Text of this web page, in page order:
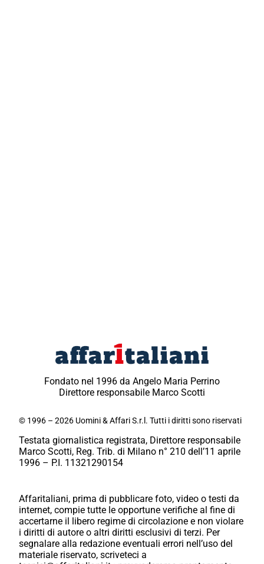
Fondato nel 1996 da Angelo Maria Perrino
Direttore responsabile Marco Scotti
© 1996 – 2026 Uomini & Affari S.r.l. Tutti i diritti sono riservati
Testata giornalistica registrata, Direttore responsabile
Marco Scotti, Reg. Trib. di Milano n° 210 dell’11 aprile
1996 – P.I. 11321290154
Affaritaliani, prima di pubblicare foto, video o testi da
internet, compie tutte le opportune verifiche al fine di
accertarne il libero regime di circolazione e non violare
i diritti di autore o altri diritti esclusivi di terzi. Per
segnalare alla redazione eventuali errori nell’uso del
materiale riservato, scriveteci a